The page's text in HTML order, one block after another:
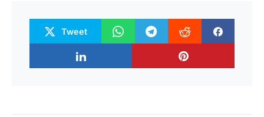
Tweet